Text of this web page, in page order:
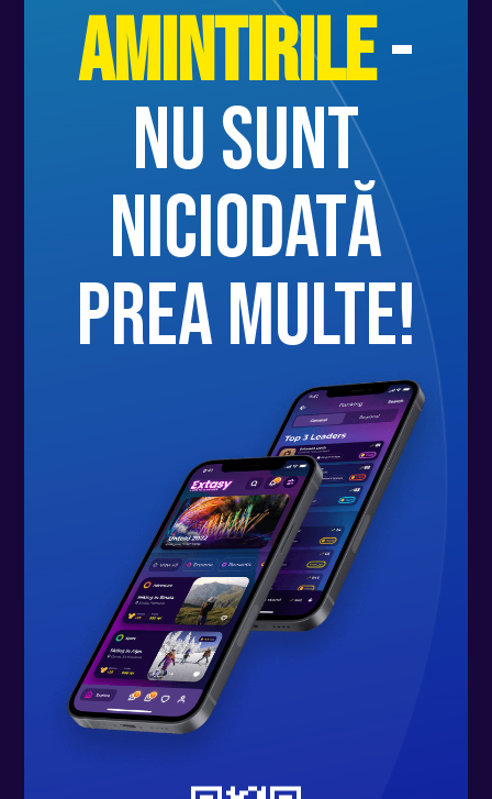
Amintirile-
nu sunt
niciodată
prea multe!